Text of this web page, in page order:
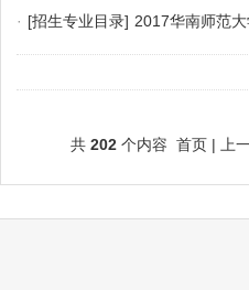
· [招生专业目录] 2017华南师范
共 202 个内容 首页 | 上